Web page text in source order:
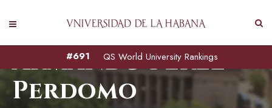
QS World University Rankings
#691
Armando Pérez
Perdomo